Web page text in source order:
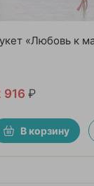
«Любовь к
916 ₽
В корзину